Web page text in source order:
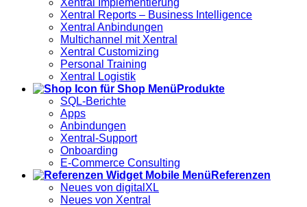
Xentral Implementierung
Xentral Reports – Business Intelligence
Xentral Anbindungen
Multichannel mit Xentral
Xentral Customizing
Personal Training
Xentral Logistik
Produkte
SQL-Berichte
Apps
Anbindungen
Xentral-Support
Onboarding
E-Commerce Consulting
Referenzen
Neues von digitalXL
Neues von Xentral